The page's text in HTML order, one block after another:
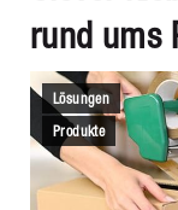
rund ums
Lösungen
Produkte